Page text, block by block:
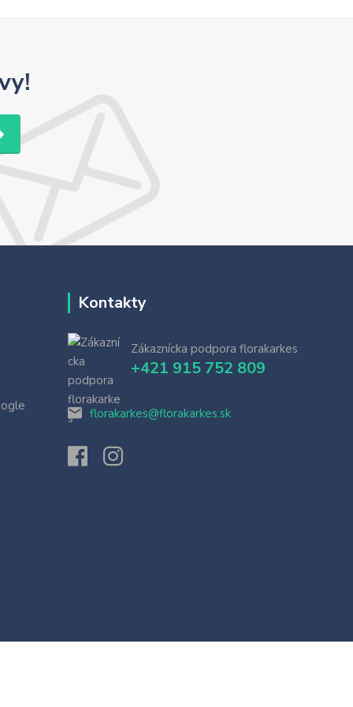
Kontakty
Zákaznícka podpora florakarkes
+421 915 752 809
florakarkes@florakarkes.sk